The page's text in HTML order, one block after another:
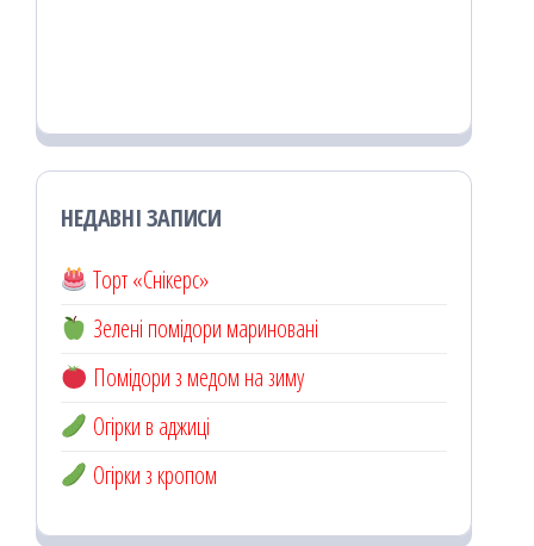
НЕДАВНІ ЗАПИСИ
Торт «Снікерс»
Зелені помідори мариновані
Помідори з медом на зиму
Огірки в аджиці
Огірки з кропом